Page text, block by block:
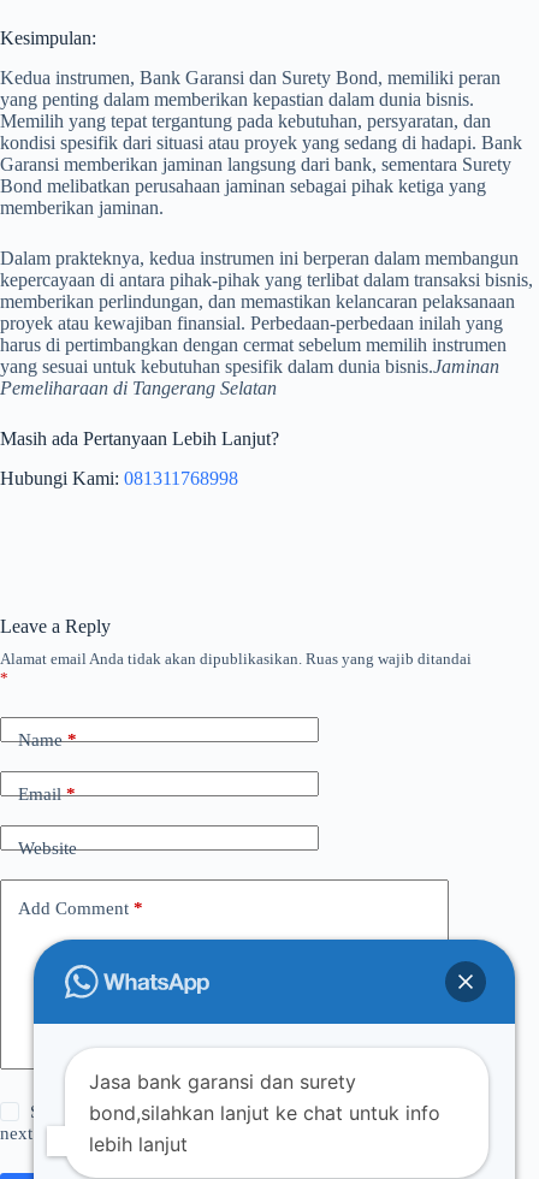
Kesimpulan:
Kedua instrumen, Bank Garansi dan Surety Bond, memiliki peran
yang penting dalam memberikan kepastian dalam dunia bisnis.
Memilih yang tepat tergantung pada kebutuhan, persyaratan, dan
kondisi spesifik dari situasi atau proyek yang sedang di hadapi. Bank
Garansi memberikan jaminan langsung dari bank, sementara Surety
Bond melibatkan perusahaan jaminan sebagai pihak ketiga yang
memberikan jaminan.
Dalam prakteknya, kedua instrumen ini berperan dalam membangun
kepercayaan di antara pihak-pihak yang terlibat dalam transaksi bisnis,
memberikan perlindungan, dan memastikan kelancaran pelaksanaan
proyek atau kewajiban finansial. Perbedaan-perbedaan inilah yang
harus di pertimbangkan dengan cermat sebelum memilih instrumen
yang sesuai untuk kebutuhan spesifik dalam dunia bisnis.Jaminan
Pemeliharaan di Tangerang Selatan
Masih ada Pertanyaan Lebih Lanjut?
Hubungi Kami: 081311768998
Leave a Reply
Alamat email Anda tidak akan dipublikasikan. Ruas yang wajib ditandai
*
Name*
Email*
Website
Add Comment *
Save my name, email and website in this browser for the
next time I comment.
Jasa bank garansi dan surety
bond,silahkan lanjut ke chat untuk info
lebih lanjut